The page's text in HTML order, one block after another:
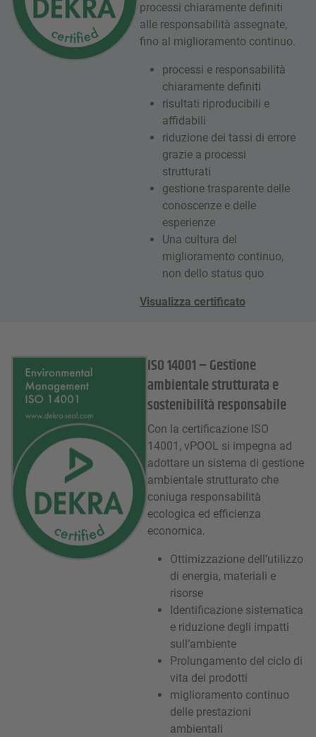
processi chiaramente definiti
alle responsabilità assegnate,
fino al miglioramento continuo.
processi e responsabilità
chiaramente definiti
risultati riproducibili e
affidabili
riduzione dei tassi di errore
grazie a processi
strutturati
gestione trasparente delle
conoscenze e delle
esperienze
Una cultura del
miglioramento continuo,
non dello status quo
Visualizza certificato
ISO 14001 – Gestione
ambientale strutturata e
sostenibilità responsabile
Con la certificazione ISO
14001, vPOOL si impegna ad
adottare un sistema di gestione
ambientale strutturato che
coniuga responsabilità
ecologica ed efficienza
economica.
Ottimizzazione dell’utilizzo
di energia, materiali e
risorse
Identificazione sistematica
e riduzione degli impatti
sull’ambiente
Prolungamento del ciclo di
vita dei prodotti
miglioramento continuo
delle prestazioni
ambientali